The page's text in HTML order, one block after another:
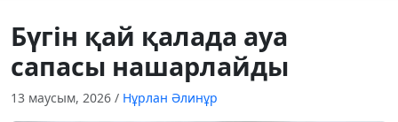
Бүгін қай қалада ауа
сапасы нашарлайды
13 маусым, 2026 / Нұрлан Әлинұр